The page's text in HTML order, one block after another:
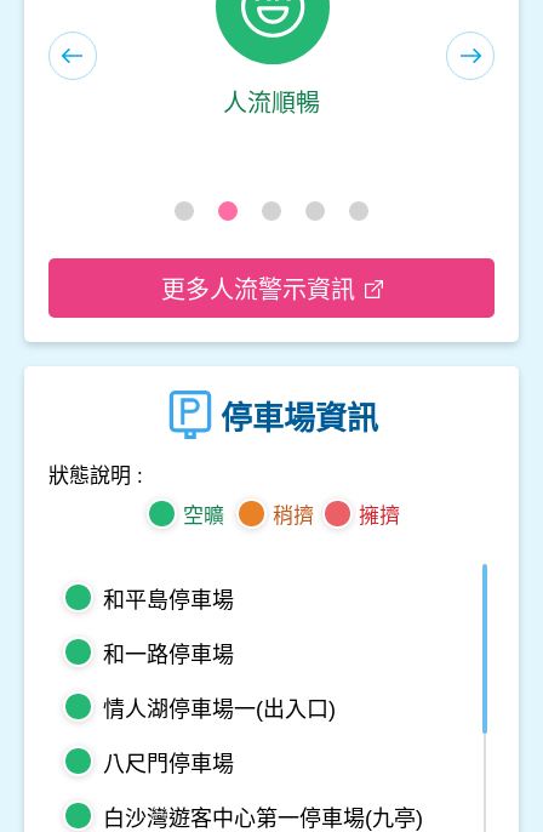
人流順暢
更多人流警示資訊
停車場資訊
狀態說明 :
空曠
稍擠 擁擠
和平島停車場
和一路停車場
情人湖停車場一(出入口)
八尺門停車場
白沙灣遊客中心第一停車場(九亭)